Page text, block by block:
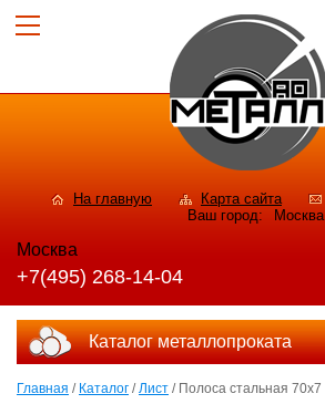
На главную Карта сайта
Ваш город:
Москва
Москва
+7(495) 268-14-04
Каталог металлопроката
Главная / Каталог /Лист / Полоса стальная 70x7